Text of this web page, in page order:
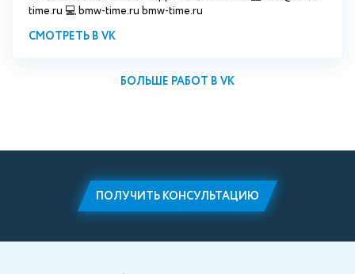
time.ru 💻 bmw-time.ru bmw-time.ru
СМОТРЕТЬ В VK
БОЛЬШЕ РАБОТ В VK
ПОЛУЧИТЬ КОНСУЛЬТАЦИЮ